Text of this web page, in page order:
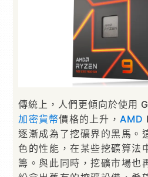
傳統上，人們更傾向於使用
加密貨幣價格的上升， AMD
逐漸成為了挖礦界的黑馬。
色的性能，在某些挖礦算法
籌。與此同時，挖礦市場也